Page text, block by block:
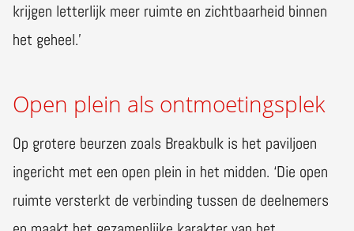
krijgen letterlijk meer ruimte en zichtbaarheid binnen
het geheel.’
Open plein als ontmoetingsplek
Op grotere beurzen zoals Breakbulk is het paviljoen
ingericht met een open plein in het midden. ‘Die open
ruimte versterkt de verbinding tussen de deelnemers